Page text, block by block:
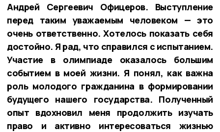
Андрей Сергеевич Офицеров. Выступление
перед таким уважаемым человеком — это
очень ответственно. Хотелось показать себя
достойно. Я рад, что справился с испытанием.
Участие в олимпиаде оказалось большим
событием в моей жизни. Я понял, как важна
роль молодого гражданина в формировании
будущего нашего государства. Полученный
опыт вдохновил меня продолжить изучать
право и активно интересоваться жизнью